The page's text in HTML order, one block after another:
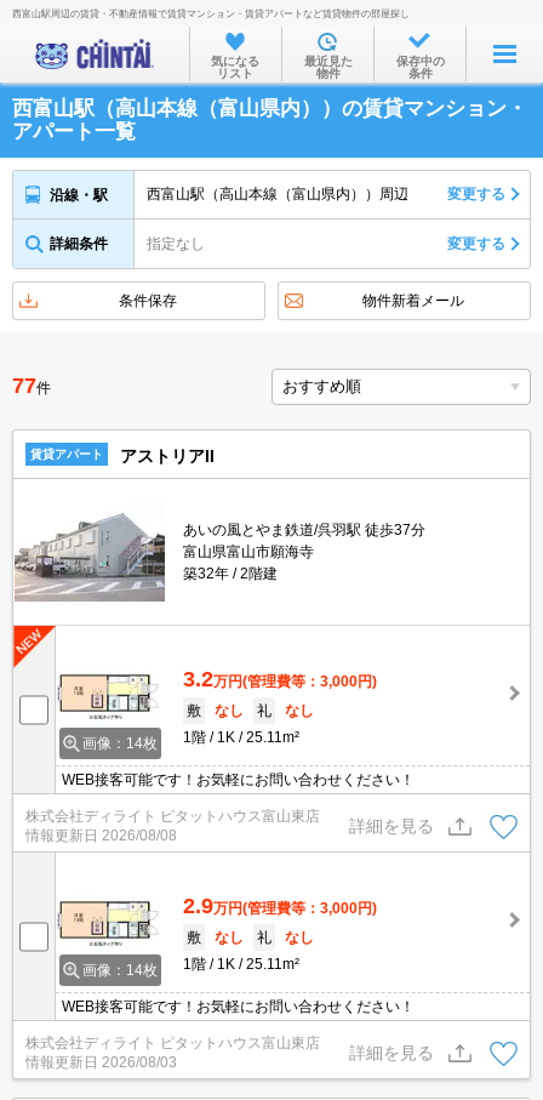
お部屋を探す
沿線・駅から
住所から
家賃相場から
不動産会社から
西富山駅周辺の賃貸・不動産情報で賃貸マンション・賃貸アパートなど賃貸物件の部屋探し
気になる
リスト
最近見た
物件
保存中の
条件
西富山駅（高山本線（富山県内））の賃貸マンション・
アパート一覧
沿線・駅 西富山駅（高山本線（富山県内））周辺 変更する
詳細条件 指定なし 変更する
条件保存 物件新着メール
77件
賃貸アパート アストリアII
あいの風とやま鉄道/呉羽駅 徒歩37分
富山県富山市願海寺
築32年
2階建
画像：14枚
3.2万円(管理費等：3,000円)
敷
なし 礼
なし
1階
1K 25.11m²
WEB接客可能です！お気軽にお問い合わせください！
株式会社ディライト ピタットハウス富山東店
情報更新日 2026/08/08
詳細を見る
画像：14枚
2.9万円(管理費等：3,000円)
敷
なし 礼
なし
1階
1K 25.11m²
WEB接客可能です！お気軽にお問い合わせください！
株式会社ディライト ピタットハウス富山東店
情報更新日 2026/08/03
詳細を見る